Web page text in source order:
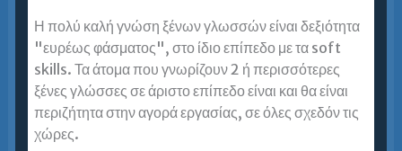
εξυπηρετεί και τις γύρω περιοχές με
Metro και Ηλεκτρικό.
Αγίου Κωνσταντίνου 11, Στοά Θεολόγου, 1ος
όροφος (είσοδος και από Τσαμαδού 44). Αν
χρησιμοποιείτε το metro (Δημοτικό Θέατρο),
βγαίνοντας από το metro μπαίνετε στη Στοά…
Η πολύ καλή γνώση ξένων γλωσσών είναι δεξιότητα
"ευρέως φάσματος", στο ίδιο επίπεδο με τα soft
skills. Τα άτομα που γνωρίζουν 2 ή περισσότερες
ξένες γλώσσες σε άριστο επίπεδο είναι και θα είναι
περιζήτητα στην αγορά εργασίας, σε όλες σχεδόν τις
χώρες.